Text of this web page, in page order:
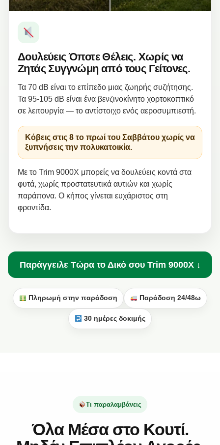
Δουλεύεις Όποτε Θέλεις. Χωρίς να
Ζητάς Συγγνώμη από τους Γείτονες.
Τα 70 dB είναι το επίπεδο μιας ζωηρής συζήτησης.
Τα 95-105 dB είναι ένα βενζινοκίνητο χορτοκοπτικό
σε λειτουργία — το αντίστοιχο ενός αεροσυμπιεστή.
Κόβεις στις 8 το πρωί του Σαββάτου χωρίς να
ξυπνήσεις την πολυκατοικία.
Με το Trim 9000X μπορείς να δουλεύεις κοντά στα
φυτά, χωρίς προστατευτικά αυτιών και χωρίς
παράπονα. Ο κήπος γίνεται ευχάριστος στη
φροντίδα.
Παράγγειλε Τώρα το Δικό σου Trim 9000X ↓
Πληρωμή στην παράδοση Παράδοση 24/48ω
30 ημέρες δοκιμής
Τι παραλαμβάνεις
Όλα Μέσα στο Κουτί.